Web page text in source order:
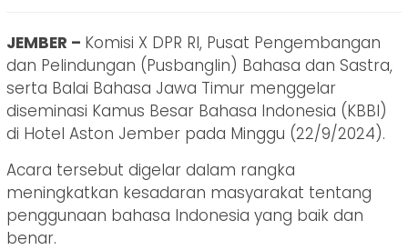
JEMBER – Komisi X DPR RI, Pusat Pengembangan
dan Pelindungan (Pusbanglin) Bahasa dan Sastra,
serta Balai Bahasa Jawa Timur menggelar
diseminasi Kamus Besar Bahasa Indonesia (KBBI)
di Hotel Aston Jember pada Minggu (22/9/2024).
Acara tersebut digelar dalam rangka
meningkatkan kesadaran masyarakat tentang
penggunaan bahasa Indonesia yang baik dan
benar.